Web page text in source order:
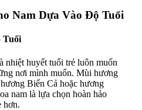
Nam Dựa Vào Độ Tuổi
Tuổi
nhiệt huyết tuổi trẻ luôn muốn
nơi mình muốn. Mùi hương
Biển Cả hoặc hương
nam là lựa chọn hoàn hảo
hơn.